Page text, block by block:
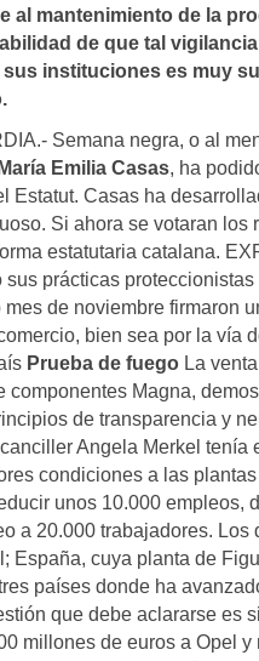
al mantenimiento de la
de que tal
instituciones es muy
Semana negra, o al
María Emilia Casas, ha
Estatut. Casas ha
Si ahora se votaran
estatutaria catalana.
sus prácticas
de noviembre firmaron
bien sea por la vía
Prueba de fuego La
componentes Magna,
de transparencia y
Angela Merkel tenía
condiciones a las
unos 10.000 empleos,
a 20.000 trabajadores.
España, cuya planta de
países donde ha
que debe aclararse es
millones de euros a Opel